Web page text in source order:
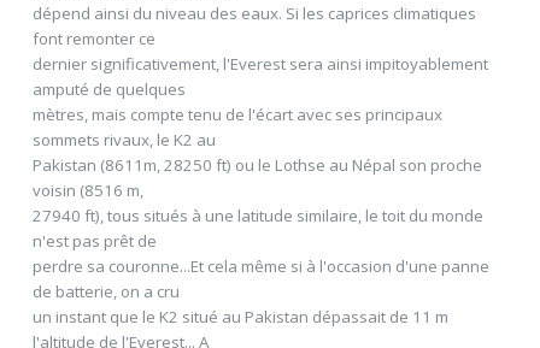
dépend ainsi du niveau des eaux. Si les caprices climatiques
font remonter ce
dernier significativement, l'Everest sera ainsi impitoyablement
amputé de quelques
mètres, mais compte tenu de l'écart avec ses principaux
sommets rivaux, le K2 au
Pakistan (8611m, 28250 ft) ou le Lothse au Népal son proche
voisin (8516 m,
27940 ft), tous situés à une latitude similaire, le toit du monde
n'est pas prêt de
perdre sa couronne...Et cela même si à l'occasion d'une panne
de batterie, on a cru
un instant que le K2 situé au Pakistan dépassait de 11 m
l'altitude de l'Everest... A